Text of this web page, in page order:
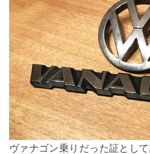
ヴァナゴン乗りだった証とし